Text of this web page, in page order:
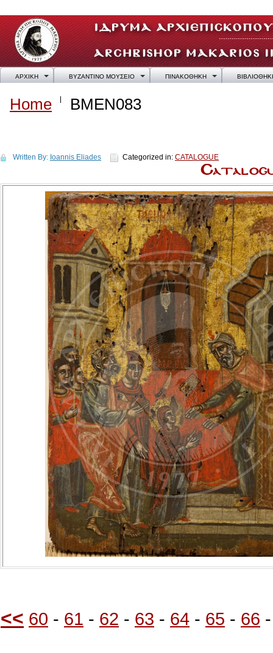
ΑΡΧΙΚΗ ΒΥΖΑΝΤΙΝΟ ΜΟΥΣΕΙΟ ΠΙΝΑΚΟΘΗΚΗ
Home BMEN083
Written By: Ioannis Eliades Categorized in: CATALOGUE
<< 60 - 61 - 62 - 63 - 64 - 65 - 66